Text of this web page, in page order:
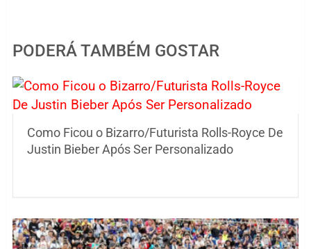
PODERÁ TAMBÉM GOSTAR
Como Ficou o Bizarro/Futurista Rolls-Royce De
Justin Bieber Após Ser Personalizado